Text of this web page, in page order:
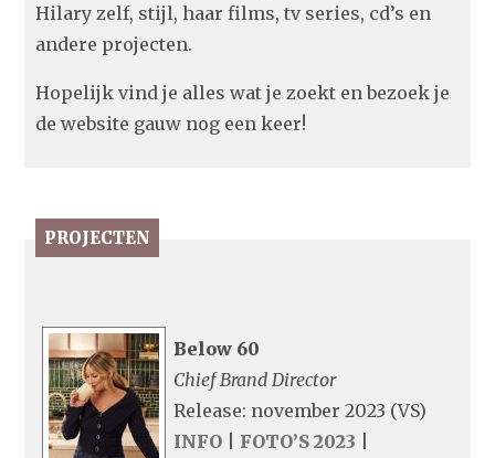
Hilary zelf, stijl, haar films, tv series, cd’s en
andere projecten.
Hopelijk vind je alles wat je zoekt en bezoek je
de website gauw nog een keer!
PROJECTEN
Below 60
Chief Brand Director
Release: november 2023 (VS)
INFO
FOTO’S 2023